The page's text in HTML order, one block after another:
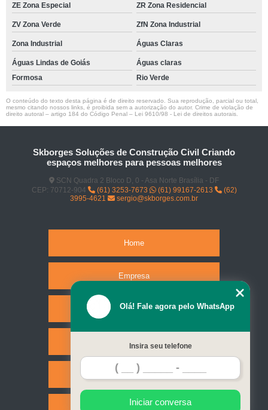
ZE Zona Especial ZR Zona Residencial
ZV Zona Verde ZfN Zona Industrial
Zona Industrial Águas Claras
Águas Lindas de Goiás
Águas claras
Formosa
Rio Verde
O conteúdo do texto desta página é de direito reservado. Sua reprodução, parcial ou total,
mesmo citando nossos links, é proibida sem a autorização do autor. Crime de violação de
direito autoral – artigo 184 do Código Penal – Lei 9610/98 - Lei de direitos autorais
Skborges Soluções de Construção Civil Criando
espaços melhores para pessoas melhores
SCN Quadra 2 Bloco D, 0 - Asa Norte Brasília - DF
CEP: 70712-904
(61) 3253-7673 (61) 99167-2613
(62)
3995-4621
sergio@skborges.com.br
Home
Empresa
Missão
Serviços
Contato
Mapa do site
Olá! Fale agora pelo WhatsApp
Insira seu telefone
Iniciar conversa